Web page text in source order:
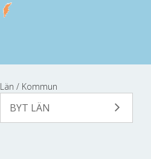
Län / Kommun
BYT LÄN